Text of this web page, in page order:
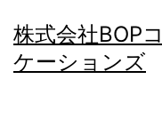
ン
テ
株式会社BOP
ケーションズ